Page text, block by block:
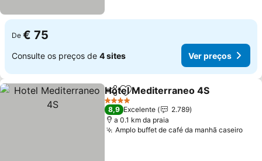
De € 75
Consulte os preços de 4 sites Ver preços
PartilharAdicionar aos favoritos
Hotel Mediterraneo 4S
4 Estrelas
8,9 Excelente
2.789
a 0.1 km da praia
Amplo buffet de café da manhã caseiro